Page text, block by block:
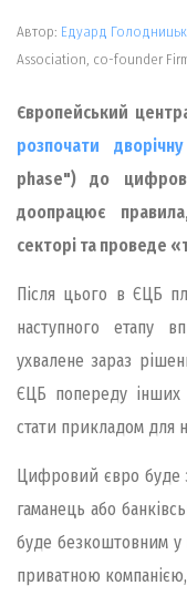
Автор: Едуард
Association, co-founder
Європейський
розпочати
phase") до
доопрацює
секторі та проведе
Після цього в ЄЦБ
наступного етапу
ухвалене зараз
ЄЦБ попереду інших
стати прикладом для
Цифровий євро буде
гаманець або
буде безкоштовним у
приватною